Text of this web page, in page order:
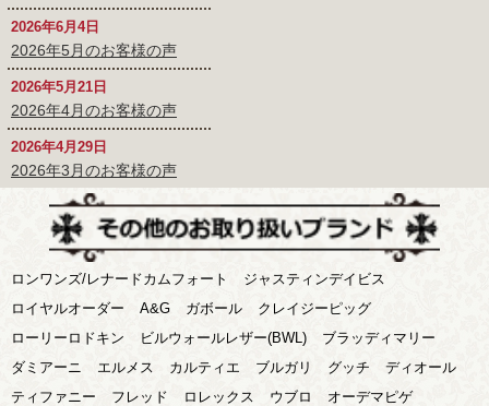
2026年6月4日
2026年5月のお客様の声
2026年5月21日
2026年4月のお客様の声
2026年4月29日
2026年3月のお客様の声
ロンワンズ/レナードカムフォート
ジャスティンデイビス
ロイヤルオーダー
A&G ガボール
クレイジーピッグ
ローリーロドキン
ビルウォールレザー(BWL)
ブラッディマリー
ダミアーニ
エルメス カルティエ ブルガリ グッチ
ディオール
ティファニー
フレッド ロレックス ウブロ
オーデマピゲ